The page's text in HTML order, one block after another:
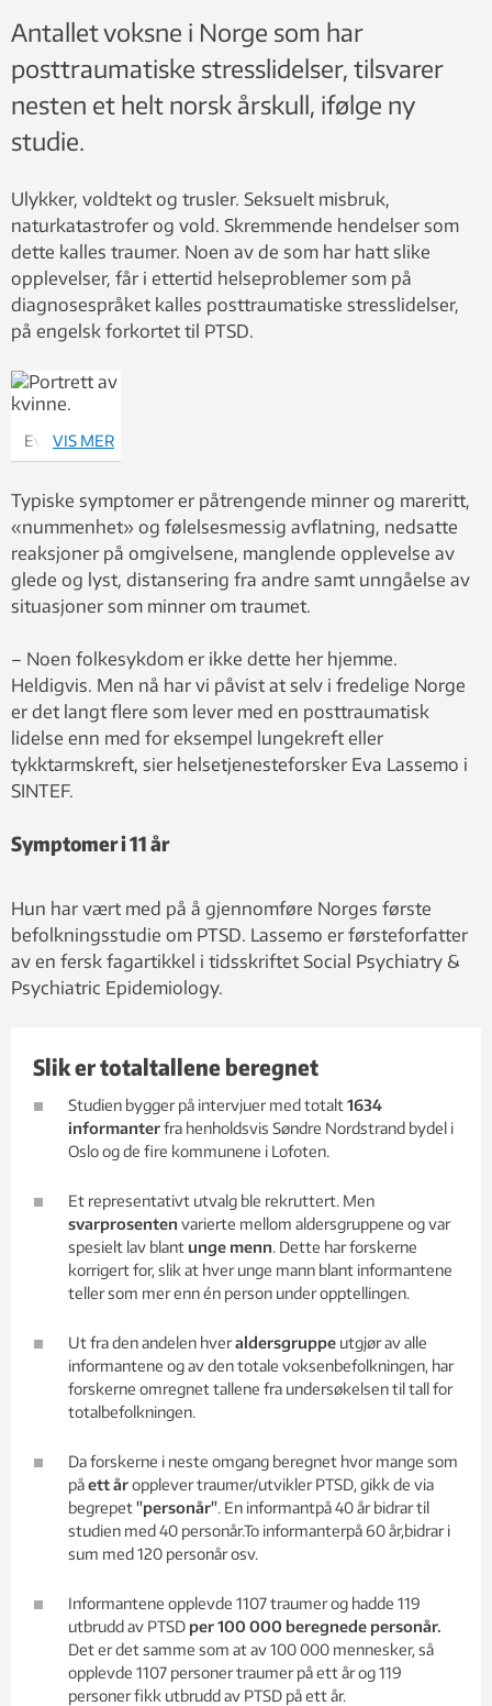
Antallet voksne i Norge som har
posttraumatiske stresslidelser, tilsvarer
nesten et helt norsk årskull, ifølge ny
studie.
Ulykker, voldtekt og trusler. Seksuelt misbruk,
naturkatastrofer og vold. Skremmende hendelser som
dette kalles traumer. Noen av de som har hatt slike
opplevelser, får i ettertid helseproblemer som på
diagnosespråket kalles posttraumatiske stresslidelser,
på engelsk forkortet til PTSD.
Eva
Lassemo,
forsker ved
SINTEF
Teknologi
og
samfunn,
med på å
gjennomføre
Norges
første
befolkningsstudie
om
stresslidelser
VIS MER
Typiske symptomer er påtrengende minner og mareritt,
«nummenhet» og følelsesmessig avflatning, nedsatte
reaksjoner på omgivelsene, manglende opplevelse av
glede og lyst, distansering fra andre samt unngåelse av
situasjoner som minner om traumet.
– Noen folkesykdom er ikke dette her hjemme.
Heldigvis. Men nå har vi påvist at selv i fredelige Norge
er det langt flere som lever med en posttraumatisk
lidelse enn med for eksempel lungekreft eller
tykktarmskreft, sier helsetjenesteforsker Eva Lassemo i
SINTEF.
Symptomer i 11 år
Hun har vært med på å gjennomføre Norges første
befolkningsstudie om PTSD. Lassemo er førsteforfatter
av en fersk fagartikkel i tidsskriftet Social Psychiatry &
Psychiatric Epidemiology.
Slik er totaltallene beregnet
Studien bygger på intervjuer med totalt1634
informanterfra henholdsvis Søndre Nordstrand bydel i
Oslo og de fire kommunene i Lofoten.
Et representativt utvalg ble rekruttert. Men
svarprosenten varierte mellom aldersgruppene og var
spesielt lav blant unge menn. Dette har forskerne
korrigert for, slik at hver unge mann blant informantene
teller som mer enn én person under opptellingen.
Ut fra den andelen hveraldersgruppe utgjør av alle
informantene og av den totale voksenbefolkningen, har
forskerne omregnet tallene fra undersøkelsen til tall for
totalbefolkningen.
Da forskerne i neste omgang beregnet hvor mange som
påett åropplever traumer/utvikler PTSD, gikk de via
begrepet"personår". En informantpå 40 år bidrar til
studien med 40 personår.To informanterpå 60 år,bidrar i
sum med 120 personår osv.
Informantene opplevde 1107 traumer og hadde 119
utbrudd av PTSD per 100 000 beregnede personår.
Det er det samme som at av 100 000 mennesker, så
opplevde 1107 personer traumer på ett år og 119
personer fikk utbrudd av PTSD på ett år.